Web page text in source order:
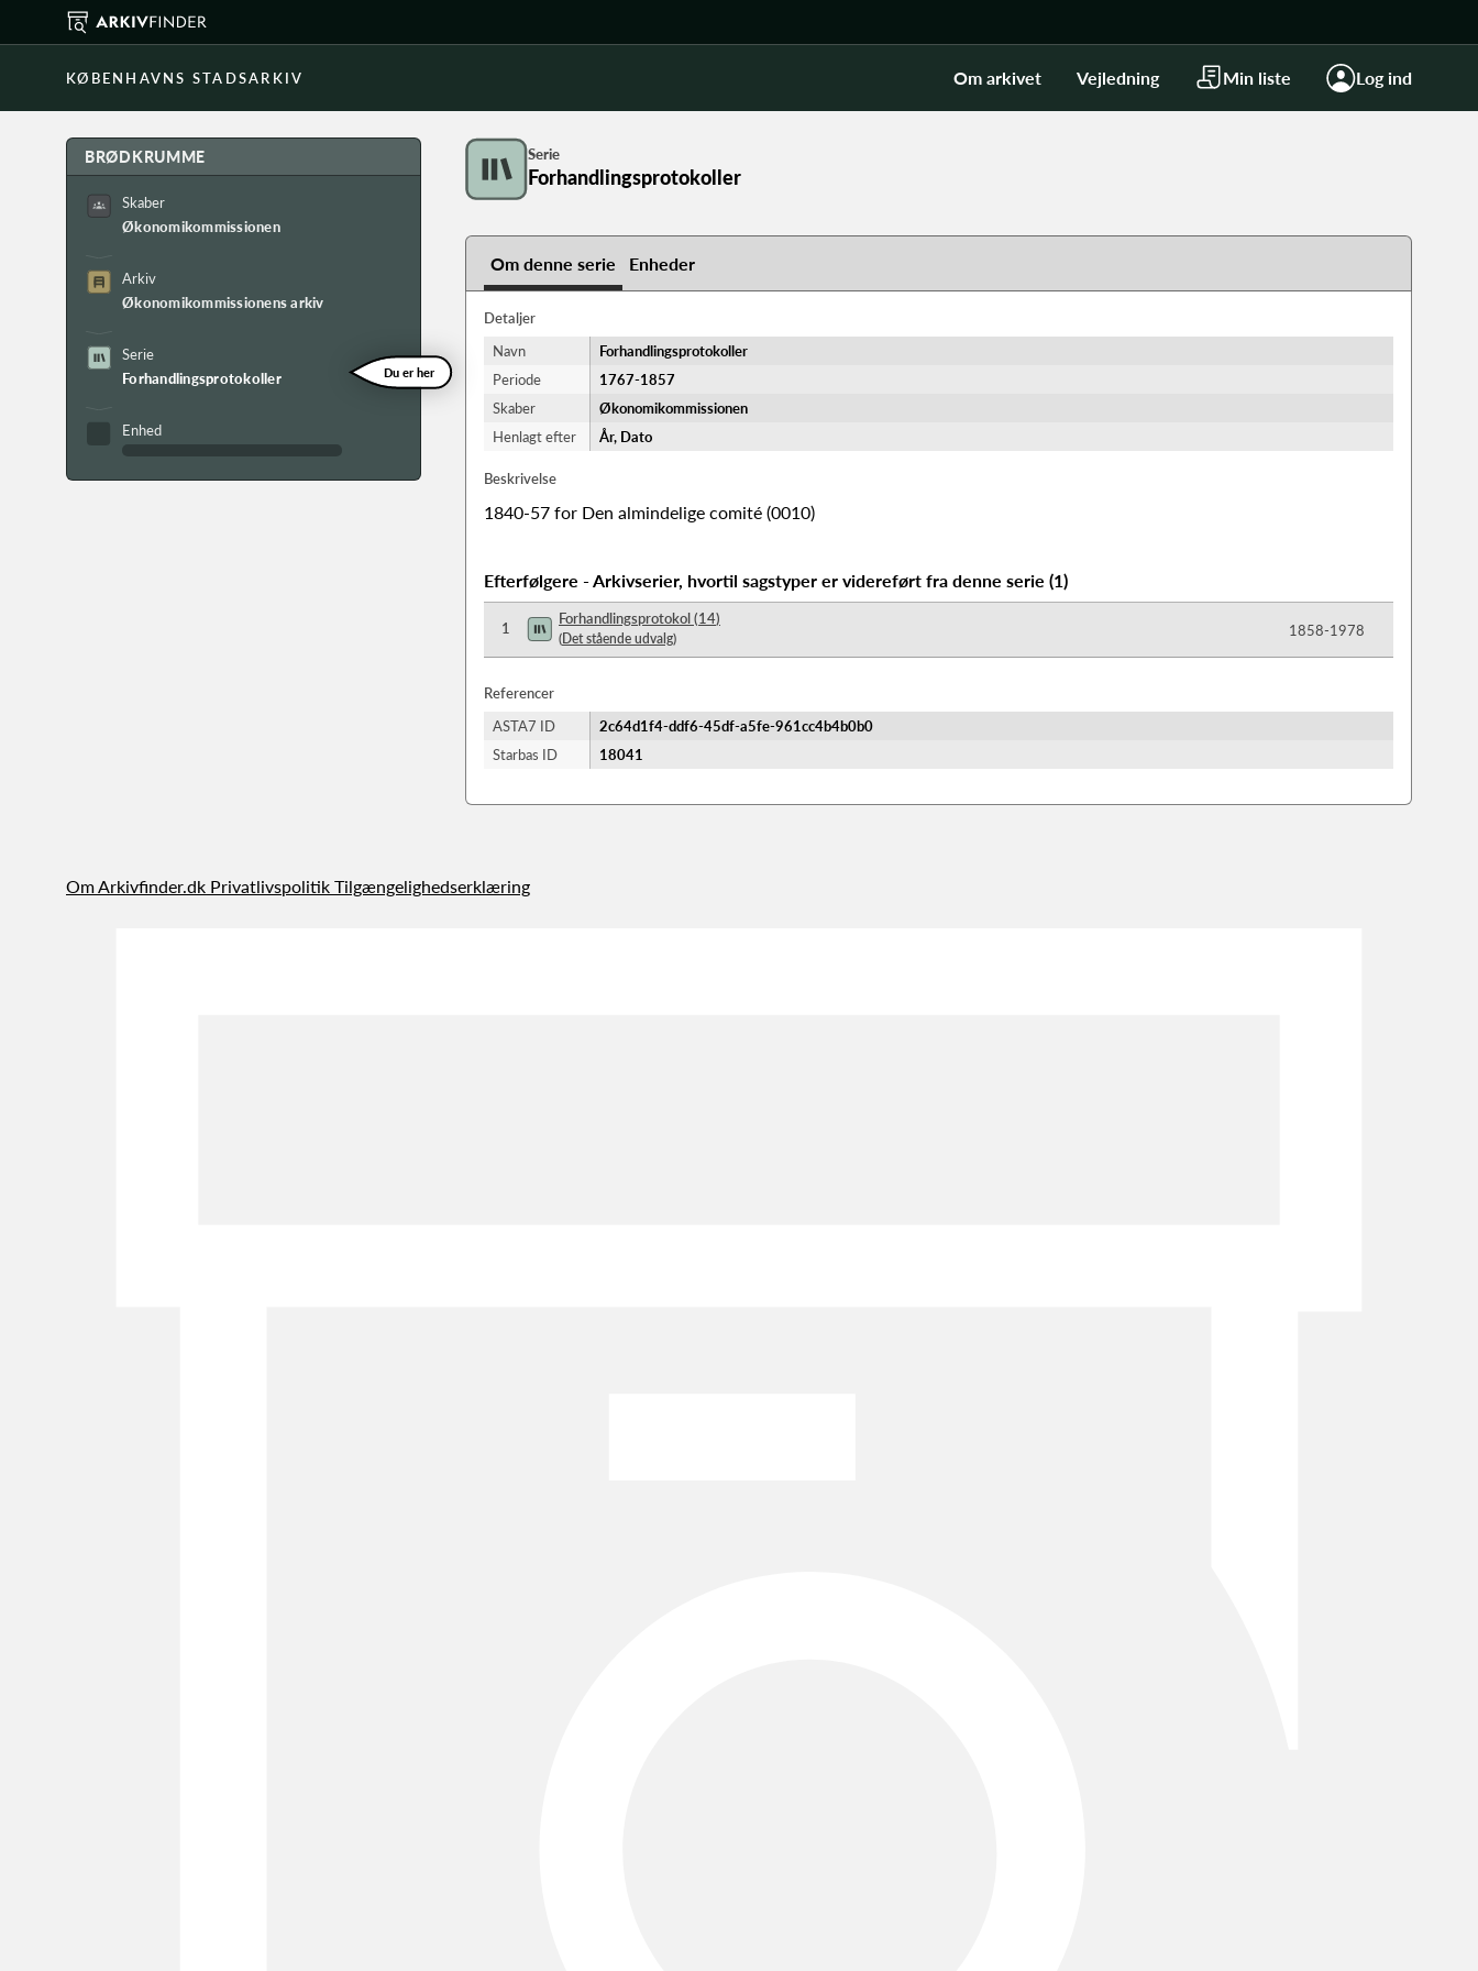
KØBENHAVNS STADSARKIV Om arkivet Vejledning Min liste Log ind
BRØDKRUMME
Skaber
Økonomikommissionen
Arkiv
Økonomikommissionens arkiv
Serie
Forhandlingsprotokoller
Du er her
Enhed
Serie
Forhandlingsprotokoller
Om denne serie Enheder
Detaljer
Navn
Forhandlingsprotokoller
Periode
1767-​1857
Skaber
Økonomikommissionen
Henlagt efter
År, Dato
Beskrivelse
1840-57 for Den almindelige comité (0010)
Efterfølgere - Arkivserier, hvortil sagstyper er videreført fra denne serie (1)
1
Forhandlingsprotokol(14)
(Det stående udvalg) 1858-​1978
Referencer
ASTA7 ID
2c64d1f4-ddf6-45df-a5fe-961cc4b4b0b0
Starbas ID
18041
Om Arkivfinder.dk Privatlivspolitik Tilgængelighedserklæring